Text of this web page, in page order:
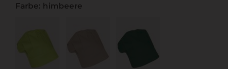
Farbe: himbeere